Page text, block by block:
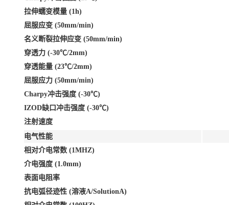
拉伸蠕变模量 (1h)
屈服应变 (50mm/min)
名义断裂拉伸应变 (50mm/min)
穿透力 (-30℃/2mm)
穿透能量 (23℃/2mm)
屈服应力 (50mm/min)
Charpy冲击强度 (-30℃)
IZOD缺口冲击强度 (-30℃)
注射速度
电气性能
相对介电常数 (1MHZ)
介电强度 (1.0mm)
表面电阻率
抗电弧径迹性 (溶液A/SolutionA)